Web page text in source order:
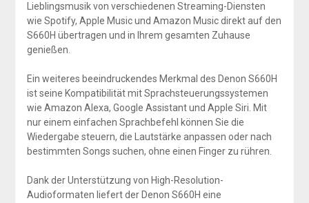
Lieblingsmusik von verschiedenen Streaming-Diensten
wie Spotify, Apple Music und Amazon Music direkt auf den
S660H übertragen und in Ihrem gesamten Zuhause
genießen.
Ein weiteres beeindruckendes Merkmal des Denon S660H
ist seine Kompatibilität mit Sprachsteuerungssystemen
wie Amazon Alexa, Google Assistant und Apple Siri. Mit
nur einem einfachen Sprachbefehl können Sie die
Wiedergabe steuern, die Lautstärke anpassen oder nach
bestimmten Songs suchen, ohne einen Finger zu rühren.
Dank der Unterstützung von High-Resolution-
Audioformaten liefert der Denon S660H eine